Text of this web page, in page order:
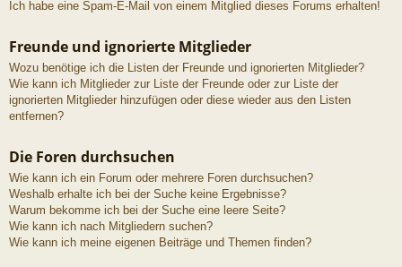
Ich habe eine Spam-E-Mail von einem Mitglied dieses Forums erhalten!
Freunde und ignorierte Mitglieder
Wozu benötige ich die Listen der Freunde und ignorierten Mitglieder?
Wie kann ich Mitglieder zur Liste der Freunde oder zur Liste der
ignorierten Mitglieder hinzufügen oder diese wieder aus den Listen
entfernen?
Die Foren durchsuchen
Wie kann ich ein Forum oder mehrere Foren durchsuchen?
Weshalb erhalte ich bei der Suche keine Ergebnisse?
Warum bekomme ich bei der Suche eine leere Seite?
Wie kann ich nach Mitgliedern suchen?
Wie kann ich meine eigenen Beiträge und Themen finden?